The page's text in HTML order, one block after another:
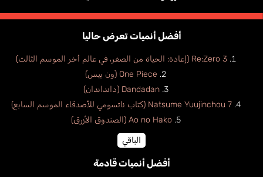
أفضل أنميات تعرض حاليا
Re:Zero 3 (إعادة: الحياة من الصفر، في عالم أخر الموسم الثالث)
One Piece (ون بيس)
Dandadan (دانداندان)
Natsume Yuujinchou 7 (كتاب ناتسومي للأصدقاء الموسم السابع)
Ao no Hako (الصندوق الأزرق)
الباقي
أفضل أنميات قادمة